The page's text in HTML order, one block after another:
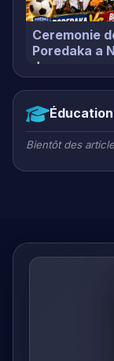
Éducation
Bientôt des articles